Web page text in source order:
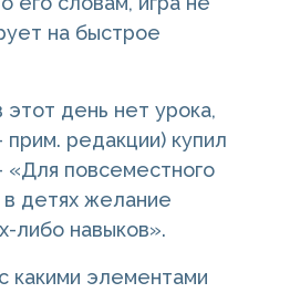
на быстрое
день нет урока,
редакции) купил
«Для повсеместного
в детях желание
либо навыков».
какими элементами